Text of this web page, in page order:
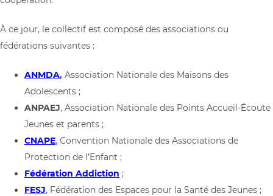
À ce jour, le collectif est composé des associations ou
fédérations suivantes :
ANMDA, Association Nationale des Maisons des
Adolescents ;
ANPAEJ, Association Nationale des Points Accueil-Écoute
Jeunes et parents ;
CNAPE, Convention Nationale des Associations de
Protection de l’Enfant ;
Fédération Addiction ;
FESJ, Fédération des Espaces pour la Santé des Jeunes ;